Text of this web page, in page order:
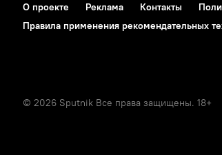
О проекте Реклама Контакты
Правила применения рекомендательных
© 2026 Sputnik Все права защищены. 18+